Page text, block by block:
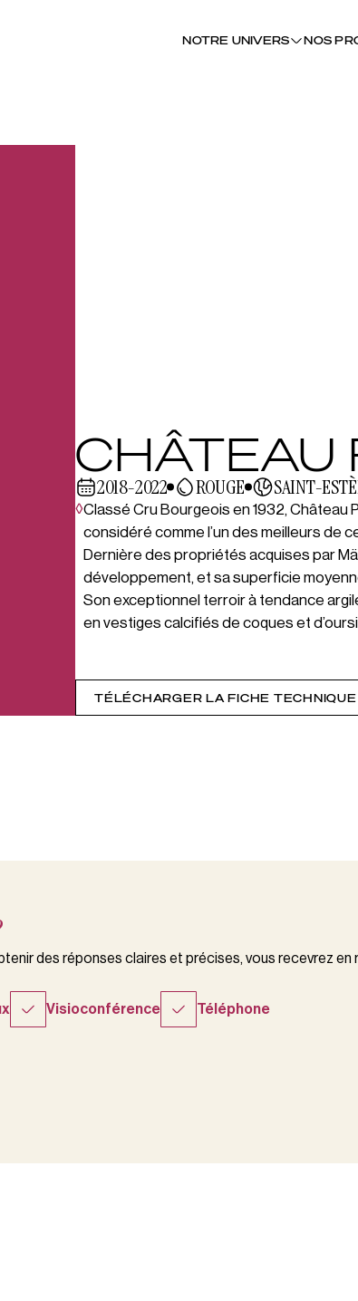
NOTRE UNIVERS NOS
CHÂTEAU
2018-2022 ROUGE SAINT-
◊Classé Cru Bourgeois en 1932,
considéré comme l’un des meilleurs de
Dernière des propriétés acquises par
développement, et sa superficie
Son exceptionnel terroir à tendance
en vestiges calcifiés de coques et
TÉLÉCHARGER LA FICHE TECHNIQUE
des réponses claires et précises, vous recevrez en
Visioconférence Téléphone